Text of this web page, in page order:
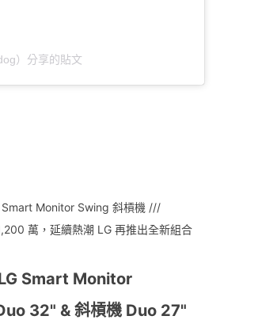
）分享的貼文
Monitor Swing 斜槓機 ///
萬，延續熱潮 LG 再推出全新組合
Smart Monitor
32" & 斜槓機 Duo 27"